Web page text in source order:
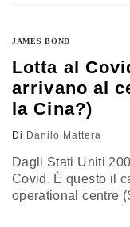
targata Mark Esper,
JAMES BOND
Lotta al
arrivano al
la Cina?)
Di Danilo Mattera
Dagli Stati Uniti
Covid. È questo il
operational centre